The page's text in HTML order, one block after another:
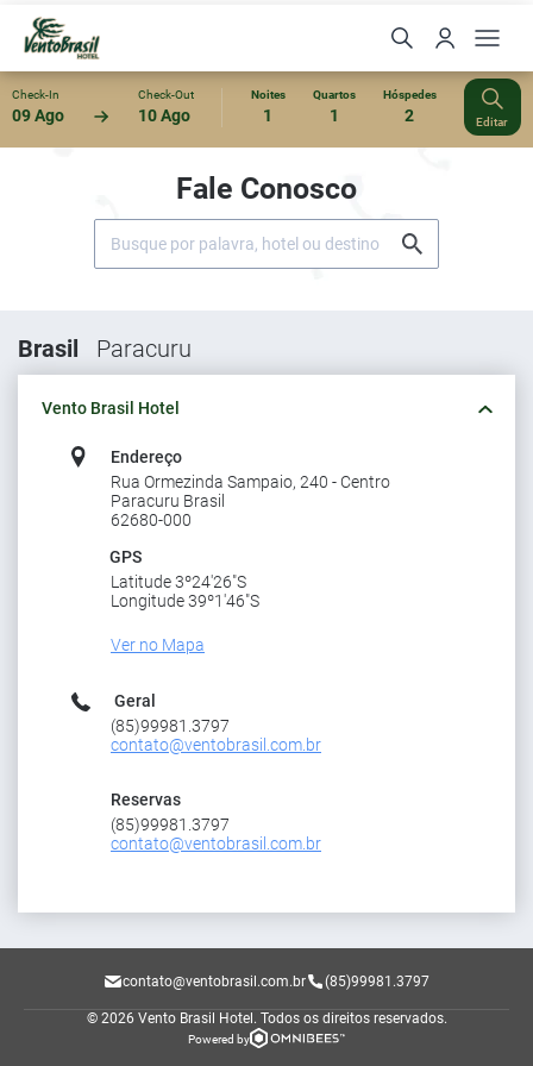
Check-In
09 Ago
Check-Out
10 Ago
Noites
1
Quartos
1
Hóspedes
2 Editar
Fale Conosco
Brasil Paracuru
Vento Brasil Hotel
Endereço
Rua Ormezinda Sampaio, 240 - Centro
Paracuru Brasil
62680-000
GPS
Latitude 3º24'26"S
Longitude 39º1'46"S
Ver no Mapa
Geral
(85)99981.3797
contato@ventobrasil.com.br
Reservas
(85)99981.3797
contato@ventobrasil.com.br
contato@ventobrasil.com.br (85)99981.3797
© 2026 Vento Brasil Hotel. Todos os direitos reservados.
Powered by